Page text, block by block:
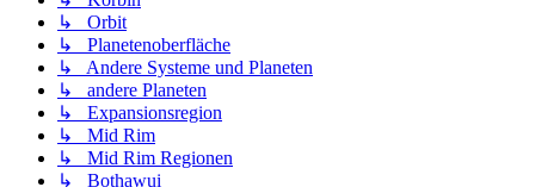
↳ Orbit
↳ Planetenoberfläche
↳ Andere Systeme und Planeten
↳ andere Planeten
↳ Expansionsregion
↳ Mid Rim
↳ Mid Rim Regionen
↳ Bothawui